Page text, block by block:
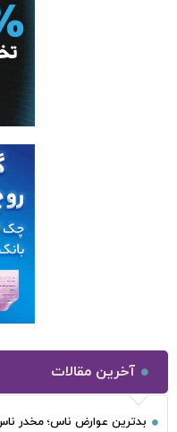
آخرین مقالات
بدترین عوارض ناس؛ مخدر ناس